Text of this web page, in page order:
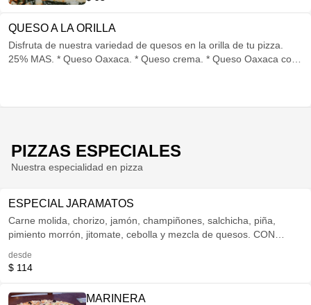
QUESO A LA ORILLA
Disfruta de nuestra variedad de quesos en la orilla de tu pizza.
25% MAS. * Queso Oaxaca. * Queso crema. * Queso Oaxaca con
PIZZAS ESPECIALES
Nuestra especialidad en pizza
ESPECIAL JARAMATOS
Carne molida, chorizo, jamón, champiñones, salchicha, piña,
pimiento morrón, jitomate, cebolla y mezcla de quesos. CON
desde
$ 114
MARINERA